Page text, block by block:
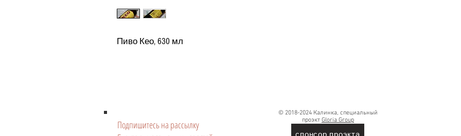
Пиво Кео, 630 мл
Подпишитесь на рассылку
© 2018-2024 Калинка, специальный
проэкт Gloria Group
спонсор проэкта